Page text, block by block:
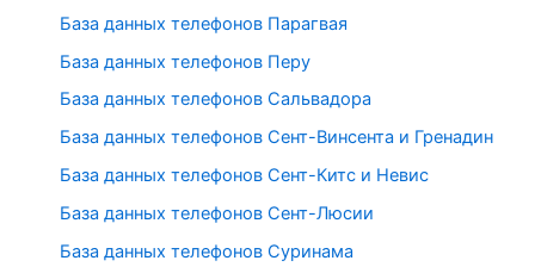
База данных телефонов Парагвая
База данных телефонов Перу
База данных телефонов Сальвадора
База данных телефонов Сент-Винсента и Гренадин
База данных телефонов Сент-Китс и Невис
База данных телефонов Сент-Люсии
База данных телефонов Суринама